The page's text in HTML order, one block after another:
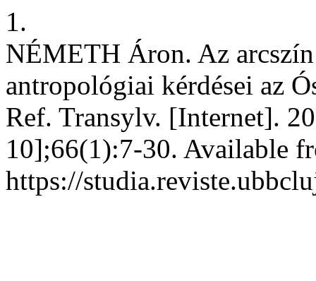
1.
NÉMETH Áron. Az
antropológiai kérdései az
Ref. Transylv. [Internet].
10];66(1):7-30. Available
https://